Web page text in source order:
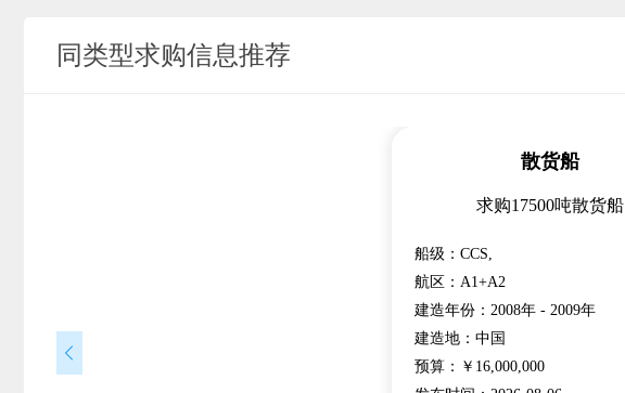
同类型求购信息推荐
散货船
求购17500吨散货船
船级：CCS,
航区：A1+A2
建造年份：2008年 - 2009年
建造地：中国
预算：￥16,000,000